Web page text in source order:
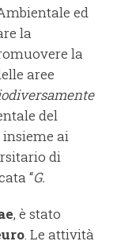
ed
la
la
aree
del
ai
di
“G.
, è stato
. Le attività